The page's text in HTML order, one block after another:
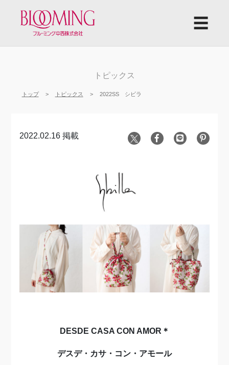
☰
トピックス
トップ トピックス 2022SS シビラ
2022.02.16 掲載
DESDE CASA CON AMOR ＊
デスデ・カサ・コン・アモール